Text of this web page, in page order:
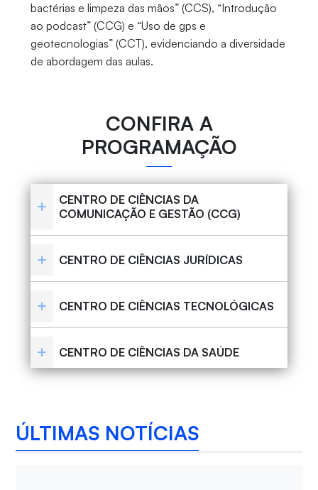
bactérias e limpeza das mãos” (CCS), “Introdução
ao podcast” (CCG) e “Uso de gps e
geotecnologias” (CCT), evidenciando a diversidade
de abordagem das aulas.
CONFIRA A
PROGRAMAÇÃO
CENTRO DE CIÊNCIAS DA
COMUNICAÇÃO E GESTÃO (CCG)
CENTRO DE CIÊNCIAS JURÍDICAS
CENTRO DE CIÊNCIAS TECNOLÓGICAS
CENTRO DE CIÊNCIAS DA SAÚDE
ÚLTIMAS NOTÍCIAS